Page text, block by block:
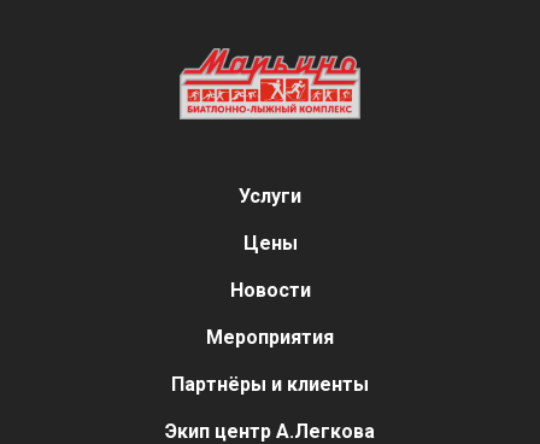
Услуги
Цены
Новости
Мероприятия
Партнёры и клиенты
Экип центр А.Легкова